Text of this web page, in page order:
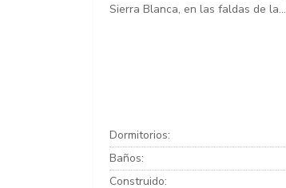
Sierra Blanca, en las faldas de la...
Dormitorios:
Baños:
Construido: